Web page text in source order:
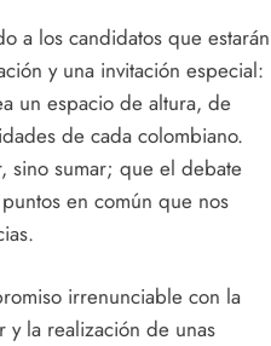
a los candidatos que estarán
y una invitación especial:
un espacio de altura, de
de cada colombiano.
sino sumar; que el debate
en común que nos
irrenunciable con la
la realización de unas